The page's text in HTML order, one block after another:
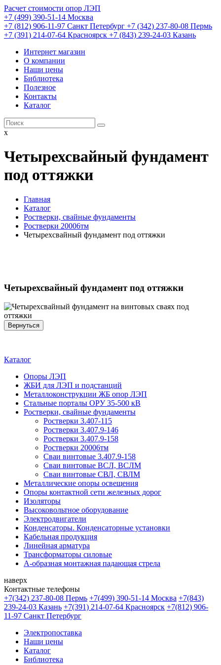
Расчет стоимости опор ЛЭП
+7 (499) 390-51-14 Москва
+7 (812) 906-11-97 Санкт Петербург +7 (342) 237-80-08 Пермь
+7 (391) 214-07-64 Красноярск +7 (843) 239-24-03 Казань
Интернет магазин
О компании
Наши цены
Библиотека
Полезное
Контакты
Каталог
x
Четырехсвайный фундамент
под оттяжки
Главная
Каталог
Ростверки, свайные фундаменты
Ростверки 20006тм
Четырехсвайный фундамент под оттяжки
Четырехсвайный фундамент под оттяжки
Каталог
Опоры ЛЭП
ЖБИ для ЛЭП и подстанций
Металлоконструкции ЖБ опор ЛЭП
Стальные порталы ОРУ 35-500 кВ
Ростверки, свайные фундаменты
Ростверки 3.407-115
Ростверки 3.407.9-146
Ростверки 3.407.9-158
Ростверки 20006тм
Сваи винтовые 3.407.9-158
Сваи винтовые ВСЛ, ВСЛМ
Сваи винтовые СВЛ, СВЛМ
Металлические опоры освещения
Опоры контактной сети железных дорог
Изоляторы
Высоковольтное оборудование
Электродвигатели
Конденсаторы. Конденсаторные установки
Кабельная продукция
Линейная арматура
Трансформаторы силовые
А-образная монтажная падающая стрела
наверх
Контактные телефоны
+7(342) 237-80-08 Пермь +7(499) 390-51-14 Москва +7(843)
239-24-03 Казань +7(391) 214-07-64 Красноярск +7(812) 906-
11-97 Санкт Петербург
Электропоставка
Наши цены
Каталог
Библиотека